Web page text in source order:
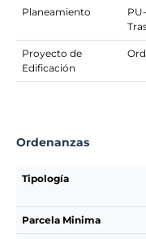
Planeamiento
Proyecto de
Edificación
Ordenanzas
Tipología
Parcela Minima